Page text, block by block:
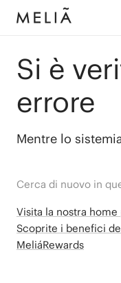
Si è
errore
Mentre lo
Cerca di nuovo in
Visita la nostra
Scoprite i benefici
MeliáRewards